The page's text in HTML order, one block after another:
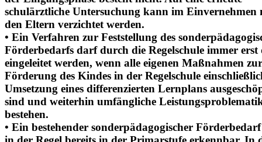
schulärztliche Untersuchung kann im Einvernehmen
den Eltern verzichtet werden.
• Ein Verfahren zur Feststellung des
Förderbedarfs darf durch die Regelschule immer erst
eingeleitet werden, wenn alle eigenen Maßnahmen zur
Förderung des Kindes in der Regelschule
Umsetzung eines differenzierten Lernplans
sind und weiterhin umfängliche
bestehen.
• Ein bestehender sonderpädagogischer